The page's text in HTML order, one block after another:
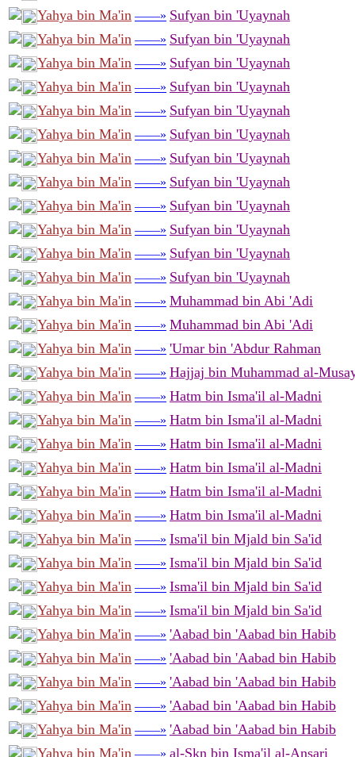
Yahya bin Ma'in ——» Sufyan bin 'Uyaynah
Yahya bin Ma'in ——» Sufyan bin 'Uyaynah
Yahya bin Ma'in ——» Sufyan bin 'Uyaynah
Yahya bin Ma'in ——» Sufyan bin 'Uyaynah
Yahya bin Ma'in ——» Sufyan bin 'Uyaynah
Yahya bin Ma'in ——» Sufyan bin 'Uyaynah
Yahya bin Ma'in ——» Sufyan bin 'Uyaynah
Yahya bin Ma'in ——» Sufyan bin 'Uyaynah
Yahya bin Ma'in ——» Sufyan bin 'Uyaynah
Yahya bin Ma'in ——» Sufyan bin 'Uyaynah
Yahya bin Ma'in ——» Sufyan bin 'Uyaynah
Yahya bin Ma'in ——» Sufyan bin 'Uyaynah
Yahya bin Ma'in ——» Muhammad bin Abi 'Adi
Yahya bin Ma'in ——» Muhammad bin Abi 'Adi
Yahya bin Ma'in ——» 'Umar bin 'Abdur Rahman
Yahya bin Ma'in ——» Hajjaj bin Muhammad al-
Yahya bin Ma'in ——» Hatm bin Isma'il al-Madni
Yahya bin Ma'in ——» Hatm bin Isma'il al-Madni
Yahya bin Ma'in ——» Hatm bin Isma'il al-Madni
Yahya bin Ma'in ——» Hatm bin Isma'il al-Madni
Yahya bin Ma'in ——» Hatm bin Isma'il al-Madni
Yahya bin Ma'in ——» Hatm bin Isma'il al-Madni
Yahya bin Ma'in ——» Isma'il bin Mjald bin Sa'id
Yahya bin Ma'in ——» Isma'il bin Mjald bin Sa'id
Yahya bin Ma'in ——» Isma'il bin Mjald bin Sa'id
Yahya bin Ma'in ——» Isma'il bin Mjald bin Sa'id
Yahya bin Ma'in ——» 'Aabad bin 'Aabad bin Habib
Yahya bin Ma'in ——» 'Aabad bin 'Aabad bin Habib
Yahya bin Ma'in ——» 'Aabad bin 'Aabad bin Habib
Yahya bin Ma'in ——» 'Aabad bin 'Aabad bin Habib
Yahya bin Ma'in ——» 'Aabad bin 'Aabad bin Habib
Yahya bin Ma'in ——» al-Skn bin Isma'il al-Ansari